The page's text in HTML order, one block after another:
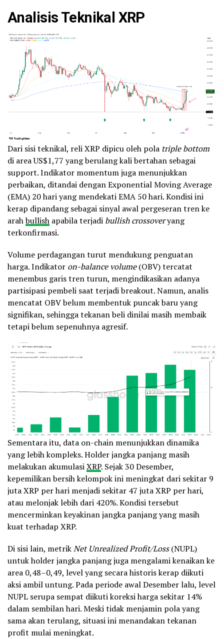
Analisis Teknikal XRP
Dari sisi teknikal, reli XRP dipicu oleh pola triple bottom
di area US$1,77 yang berulang kali bertahan sebagai
support. Indikator momentum juga menunjukkan
perbaikan, ditandai dengan Exponential Moving Average
(EMA) 20 hari yang mendekati EMA 50 hari. Kondisi ini
kerap dipandang sebagai sinyal awal pergeseran tren ke
arahbullish apabila terjadi bullish crossoveryang
terkonfirmasi.
Volume perdagangan turut mendukung penguatan
harga. Indikator on-balance volume(OBV) tercatat
menembus garis tren turun, mengindikasikan adanya
partisipasi pembeli saat terjadi breakout. Namun, analis
mencatat OBV belum membentuk puncak baru yang
signifikan, sehingga tekanan beli dinilai masih membaik
tetapi belum sepenuhnya agresif.
Sementara itu, data on-chain menunjukkan dinamika
yang lebih kompleks. Holder jangka panjang masih
melakukan akumulasiXRP. Sejak 30 Desember,
kepemilikan bersih kelompok ini meningkat dari sekitar 9
juta XRP per hari menjadi sekitar 47 juta XRP per hari,
atau melonjak lebih dari 420%. Kondisi tersebut
mencerminkan keyakinan jangka panjang yang masih
kuat terhadap XRP.
Di sisi lain, metrikNet Unrealized Profit/Loss(NUPL)
untuk holder jangka panjang juga mengalami kenaikan ke
area 0,48–0,49, level yang secara historis kerap diikuti
aksi ambil untung. Pada periode awal Desember lalu, level
NUPL serupa sempat diikuti koreksi harga sekitar 14%
dalam sembilan hari. Meski tidak menjamin pola yang
sama akan terulang, situasi ini menandakan tekanan
profit mulai meningkat.